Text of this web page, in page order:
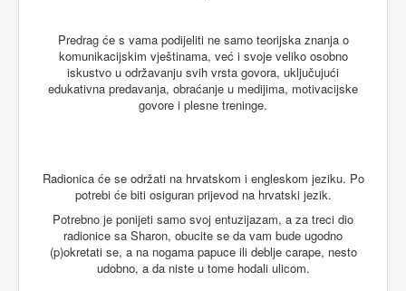
Predrag će s vama podijeliti ne samo teorijska znanja o
komunikacijskim vještinama, već i svoje veliko osobno
iskustvo u održavanju svih vrsta govora, uključujući
edukativna predavanja, obraćanje u medijima, motivacijske
govore i plesne treninge.
Radionica će se održati na hrvatskom i engleskom jeziku. Po
potrebi će biti osiguran prijevod na hrvatski jezik.
Potrebno je ponijeti samo svoj entuzijazam, a za treci dio
radionice sa Sharon, obucite se da vam bude ugodno
(p)okretati se, a na nogama papuce ili deblje carape, nesto
udobno, a da niste u tome hodali ulicom.